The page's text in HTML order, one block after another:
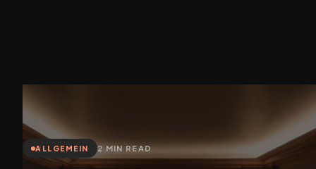
ALLGEMEIN 2 MIN READ